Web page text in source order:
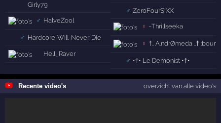
Girly79
♂ HalveZool
♂ Hardcore-Will-Never-Die
Hell_Raver
♂ ZeroFourSiXX
♀ ~Thrillseeka
♀ †.. A.ndrØmeda ..†
♂ •†• Le Demonist •†•
Recente video's overzicht van alle video's